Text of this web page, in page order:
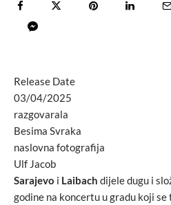
Release Date
03/04/2025
razgovarala
Besima Svraka
naslovna fotografija
Ulf Jacob
Sarajevo i Laibach dijele dugu i
godine na koncertu u gradu koji